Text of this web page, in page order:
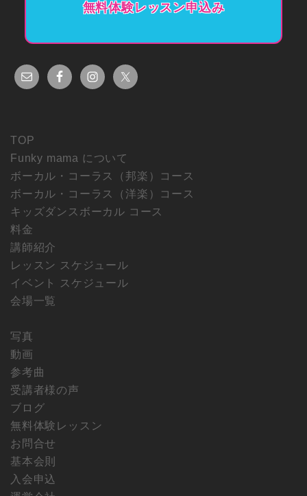
無料体験レッスン申込み
TOP
Funky mama について
ボーカル・コーラス（邦楽）コース
ボーカル・コーラス（洋楽）コース
キッズダンスボーカル コース
料金
講師紹介
レッスン スケジュール
イベント スケジュール
会場一覧
写真
動画
参考曲
受講者様の声
ブログ
無料体験レッスン
お問合せ
基本会則
入会申込